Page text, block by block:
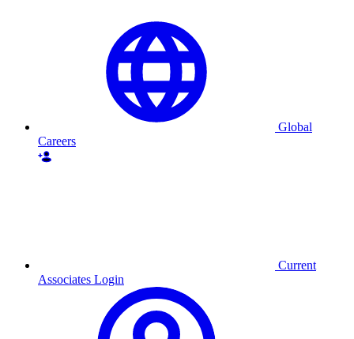
Global
Careers
Current
Associates Login